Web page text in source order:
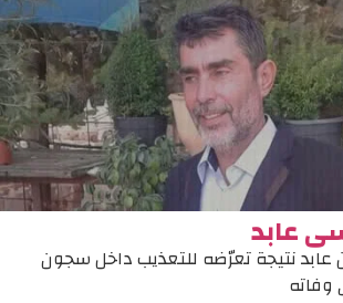
عابد
عابد نتيجة تعرّضه للتعذيب داخل سجون
وفاته